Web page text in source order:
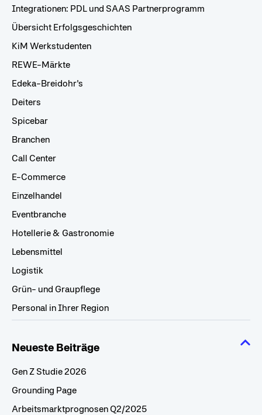
Integrationen: PDL und SAAS Partnerprogramm
Übersicht Erfolgsgeschichten
KiM Werkstudenten
REWE-Märkte
Edeka-Breidohr's
Deiters
Spicebar
Branchen
Call Center
E-Commerce
Einzelhandel
Eventbranche
Hotellerie & Gastronomie
Lebensmittel
Logistik
Grün- und Graupflege
Personal in Ihrer Region
Neueste Beiträge
Gen Z Studie 2026
Grounding Page
Arbeitsmarktprognosen Q2/2025